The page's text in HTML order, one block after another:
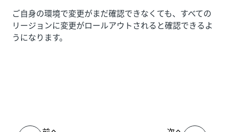
ご自身の環境で変更がまだ確認できなくても、すべての
リージョンに変更がロールアウトされると確認できるよ
うになります。